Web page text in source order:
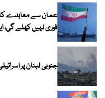
عمان سے معاہدے کا
فوری نہیں کھلے گی،
جنوبی لبنان پر